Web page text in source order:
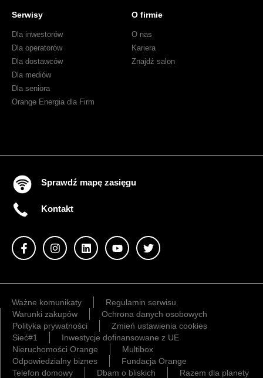
Serwisy
Dla inwestorów
Dla operatorów
Dla dostawców
Dla mediów
Dla seniora
Orange Energia dla Firm
O firmie
O nas
Kariera
Znajdź salon
Sprawdź mapę zasięgu
Kontakt
Ważne komunikaty
Regulamin serwisu
Warunki zakupów
Ochrona danych osobowych
Polityka prywatności
Zmień ustawienia cookies
Sieć#1
Inwestycje dofinansowane z UE
Nieruchomości Orange
Multibox
Odpowiedzialny biznes
Fundacja Orange
Telefon domowy
Dbam o bliskich Razem dla planety